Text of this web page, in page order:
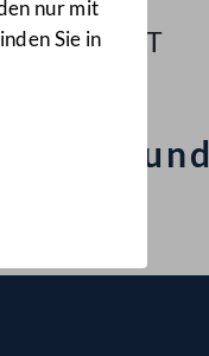
nur mit
Sie in
Petition
17/PET
und